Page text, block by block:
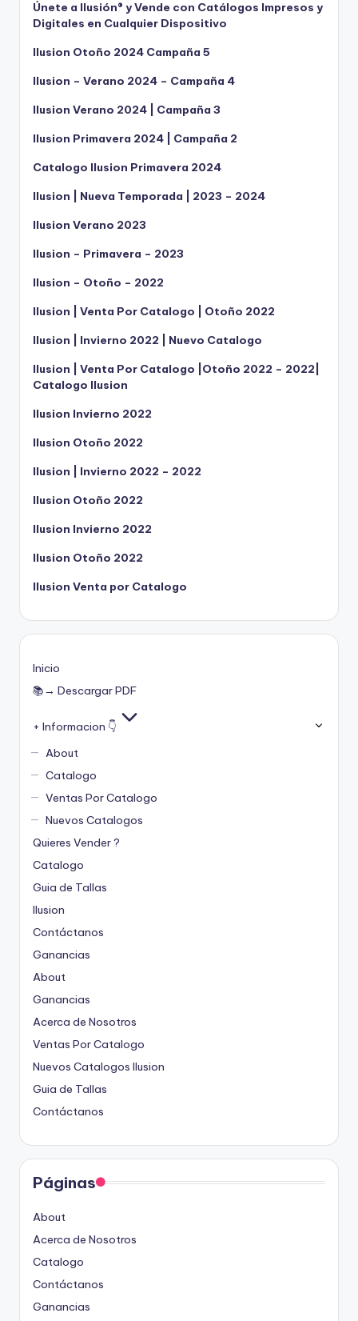
Únete a Ilusión® y Vende con Catálogos Impresos y
Digitales en Cualquier Dispositivo
Ilusion Otoño 2024 Campaña 5
Ilusion – Verano 2024 – Campaña 4
Ilusion Verano 2024 | Campaña 3
Ilusion Primavera 2024 | Campaña 2
Catalogo Ilusion Primavera 2024
Ilusion | Nueva Temporada | 2023 – 2024
Ilusion Verano 2023
Ilusion – Primavera – 2023
Ilusion – Otoño – 2022
Ilusion | Venta Por Catalogo | Otoño 2022
Ilusion | Invierno 2022 | Nuevo Catalogo
Ilusion | Venta Por Catalogo |Otoño 2022 – 2022|
Catalogo Ilusion
Ilusion Invierno 2022
Ilusion Otoño 2022
Ilusion | Invierno 2022 – 2022
Ilusion Otoño 2022
Ilusion Invierno 2022
Ilusion Otoño 2022
Ilusion Venta por Catalogo
Inicio
📚→ Descargar PDF
+ Informacion 👇
About
Catalogo
Ventas Por Catalogo
Nuevos Catalogos
Quieres Vender ?
Catalogo
Guia de Tallas
Ilusion
Contáctanos
Ganancias
About
Ganancias
Acerca de Nosotros
Ventas Por Catalogo
Nuevos Catalogos Ilusion
Guia de Tallas
Contáctanos
Páginas
About
Acerca de Nosotros
Catalogo
Contáctanos
Ganancias